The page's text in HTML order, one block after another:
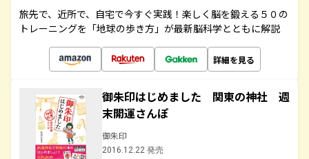
旅先で、近所で、自宅で今すぐ実践！楽しく脳を鍛える５０の
トレーニングを「地球の歩き方」が最新脳科学とともに解説
詳細を見る
御朱印はじめました 関東の神社 週
末開運さんぽ
御朱印
2016.12.22 発売